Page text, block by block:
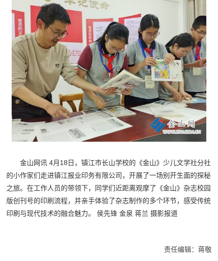
金山网讯 4月18日，镇江市长山学校的《金山》少儿文学社分社
的小作家们走进镇江报业印务有限公司，开展了一场别开生面的探秘
之旅。在工作人员的带领下，同学们近距离观摩了《金山》杂志校园
版创刊号的印刷流程，并亲手体验了杂志制作的多个环节，感受传统
印刷与现代技术的融合魅力。 侯先锋 金泉 蒋兰 摄影报道
责任编辑：蒋敬